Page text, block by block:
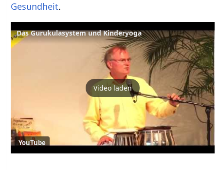
Gesundheit.
Das Gurukulasystem und Kinderyoga
Video laden
YouTube